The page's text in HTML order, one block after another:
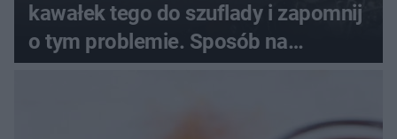
kawałek tego do szuflady i zapomnij
o tym problemie. Sposób na
pociemniałą biżuterię